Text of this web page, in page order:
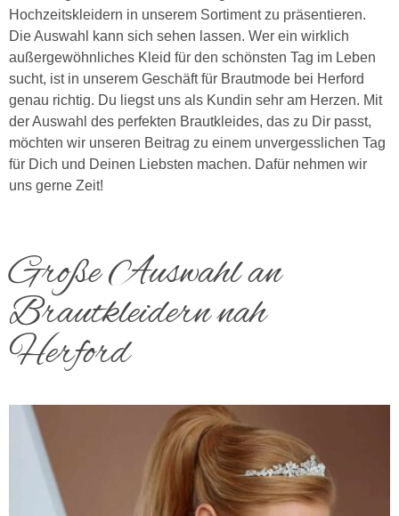
Hochzeitskleidern in unserem Sortiment zu präsentieren.
Die Auswahl kann sich sehen lassen. Wer ein wirklich
außergewöhnliches Kleid für den schönsten Tag im Leben
sucht, ist in unserem Geschäft für Brautmode bei Herford
genau richtig. Du liegst uns als Kundin sehr am Herzen. Mit
der Auswahl des perfekten Brautkleides, das zu Dir passt,
möchten wir unseren Beitrag zu einem unvergesslichen Tag
für Dich und Deinen Liebsten machen. Dafür nehmen wir
uns gerne Zeit!
Große Auswahl an
Brautkleidern nah
Herford